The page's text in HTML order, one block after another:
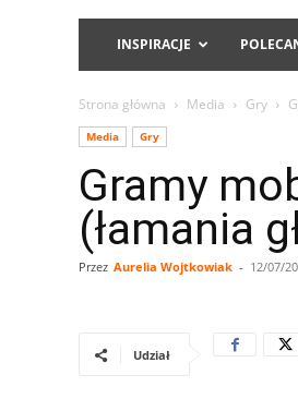
INSPIRACJE
Strona główna Media Gry
Media Gry
Gramy
(łamania
Przez Aurelia Wojtkowiak - 12/07/
Udział